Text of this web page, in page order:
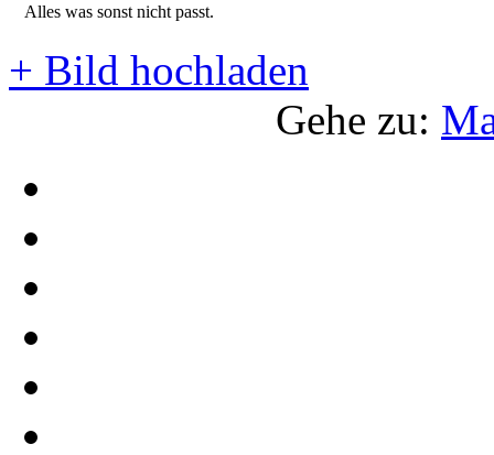
Alles was sonst nicht passt.
+ Bild hochladen
Gehe zu: